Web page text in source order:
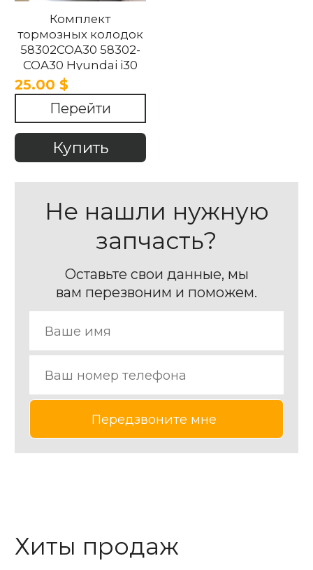
Комплект
тормозных колодок
58302COA30 58302-
COA30 Hyundai i30
2017-2024.
25.00 $
Перейти
Купить
Не нашли нужную
запчасть?
Оставьте свои данные, мы
вам перезвоним и поможем.
Хиты продаж